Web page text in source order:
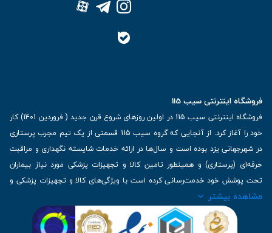
فروشگاه اینترنتی سیب 115
فروشگاه اینترنتی سیب 115 در اولین روزهای شروع قرن جدید ( فروردین 1401) کار
خود را آغاز کرد. از آنجایی که گروه سیب 115 قسمتی از یک تیم مجرب پرستاری
در شهرجهانی یزد بوده است و سال‌ها در ارائه خدمات شایسته نگهداری و مراقبت
حرفه‌ای (پرستاری) و همینطور تامین کالا و تجهیزات پزشکی مورد نیاز بیماران
تحت پوشش خود خدمت‌رسانی کرده است با ویژگی‌های کالا و تجهیزات پزشکی و
برترین برندهای موجود در بازار اطلاعات بسیار ارزشمندی را دارا می‌باشد
مشاهده بیشتر